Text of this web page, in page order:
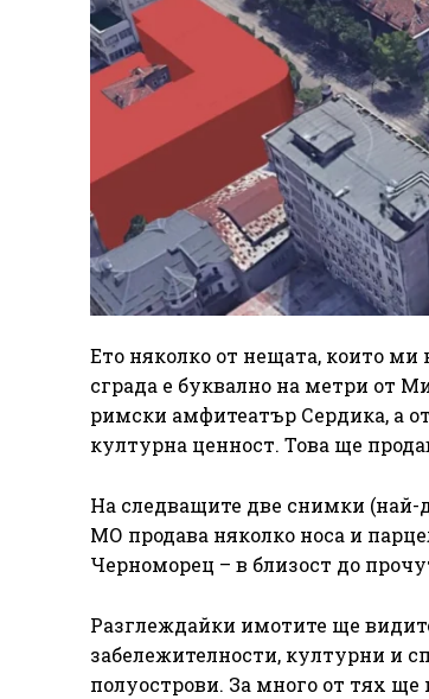
Ето няколко от нещата, които
сграда е буквално на метри от
римски амфитеатър Сердика, а
културна ценност. Това ще
На следващите две снимки (най-
МО продава няколко носа и
Черноморец – в близост до
Разглеждайки имотите ще
забележителности, културни и
полуострови. За много от тях